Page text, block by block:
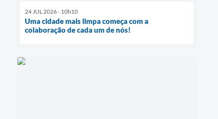
24 JUL 2026 - 10h10
Uma cidade mais limpa começa com a
colaboração de cada um de nós!